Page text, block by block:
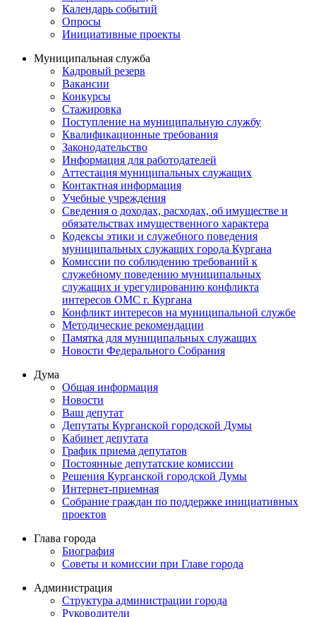
Календарь событий
Опросы
Инициативные проекты
Муниципальная служба
Кадровый резерв
Вакансии
Конкурсы
Стажировка
Поступление на муниципальную службу
Квалификационные требования
Законодательство
Информация для работодателей
Аттестация муниципальных служащих
Контактная информация
Учебные учреждения
Сведения о доходах, расходах, об имуществе и
обязательствах имущественного характера
Кодексы этики и служебного поведения
муниципальных служащих города Кургана
Комиссии по соблюдению требований к
служебному поведению муниципальных
служащих и урегулированию конфликта
интересов ОМС г. Кургана
Конфликт интересов на муниципальной службе
Методические рекомендации
Памятка для муниципальных служащих
Новости Федерального Cобрания
Дума
Общая информация
Новости
Ваш депутат
Депутаты Курганской городской Думы
Кабинет депутата
График приема депутатов
Постоянные депутатские комиссии
Решения Курганской городской Думы
Интернет-приемная
Собрание граждан по поддержке инициативных
проектов
Глава города
Биография
Советы и комиссии при Главе города
Администрация
Структура администрации города
Руководители